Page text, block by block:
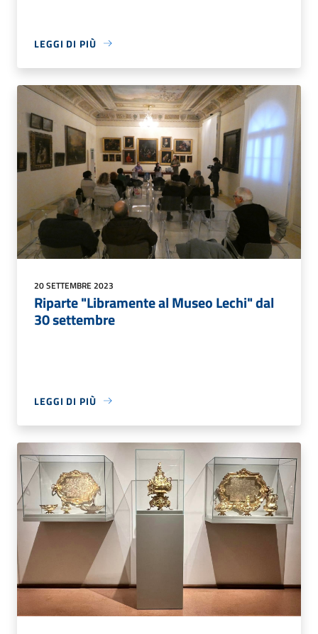
LEGGI DI PIÙ
20 SETTEMBRE 2023
Riparte "Libramente al Museo Lechi" dal
30 settembre
LEGGI DI PIÙ